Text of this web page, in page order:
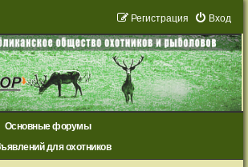
Вход
Регистрация
Основные форумы
для охотников